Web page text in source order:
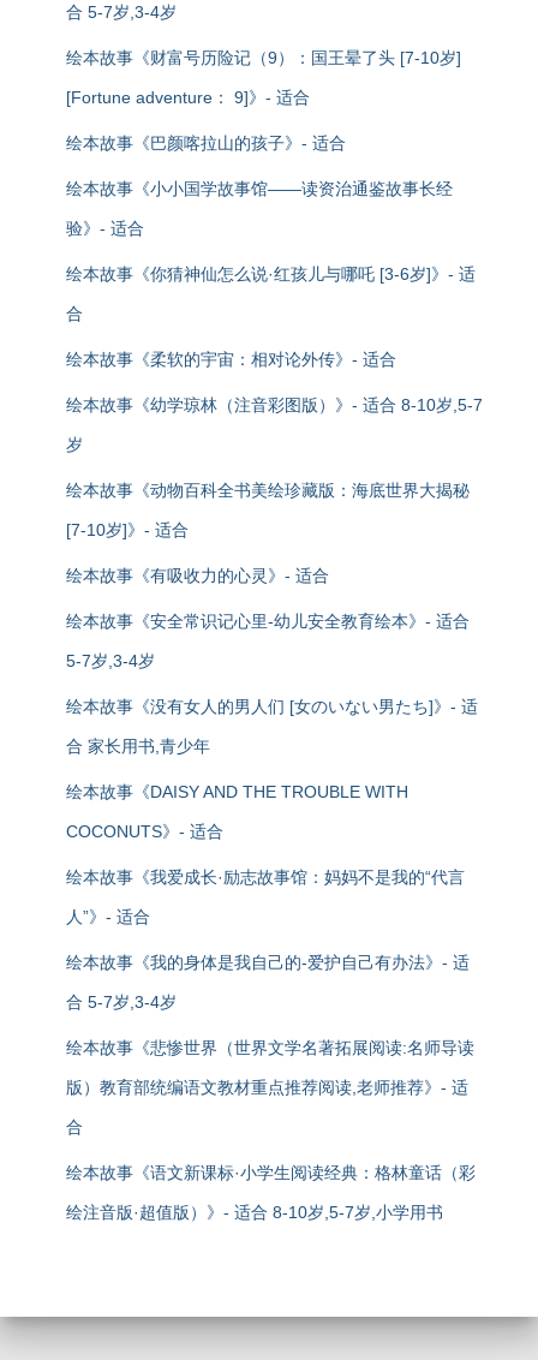
合 5-7岁,3-4岁
绘本故事《财富号历险记（9）：国王晕了头 [7-10岁]
[Fortune adventure： 9]》- 适合
绘本故事《巴颜喀拉山的孩子》- 适合
绘本故事《小小国学故事馆——读资治通鉴故事长经
验》- 适合
绘本故事《你猜神仙怎么说·红孩儿与哪吒 [3-6岁]》- 适
合
绘本故事《柔软的宇宙：相对论外传》- 适合
绘本故事《幼学琼林（注音彩图版）》- 适合 8-10岁,5-7
岁
绘本故事《动物百科全书美绘珍藏版：海底世界大揭秘
[7-10岁]》- 适合
绘本故事《有吸收力的心灵》- 适合
绘本故事《安全常识记心里-幼儿安全教育绘本》- 适合
5-7岁,3-4岁
绘本故事《没有女人的男人们 [女のいない男たち]》- 适
合 家长用书,青少年
绘本故事《DAISY AND THE TROUBLE WITH
COCONUTS》- 适合
绘本故事《我爱成长·励志故事馆：妈妈不是我的“代言
人”》- 适合
绘本故事《我的身体是我自己的-爱护自己有办法》- 适
合 5-7岁,3-4岁
绘本故事《悲惨世界（世界文学名著拓展阅读:名师导读
版）教育部统编语文教材重点推荐阅读,老师推荐》- 适
合
绘本故事《语文新课标·小学生阅读经典：格林童话（彩
绘注音版·超值版）》- 适合 8-10岁,5-7岁,小学用书